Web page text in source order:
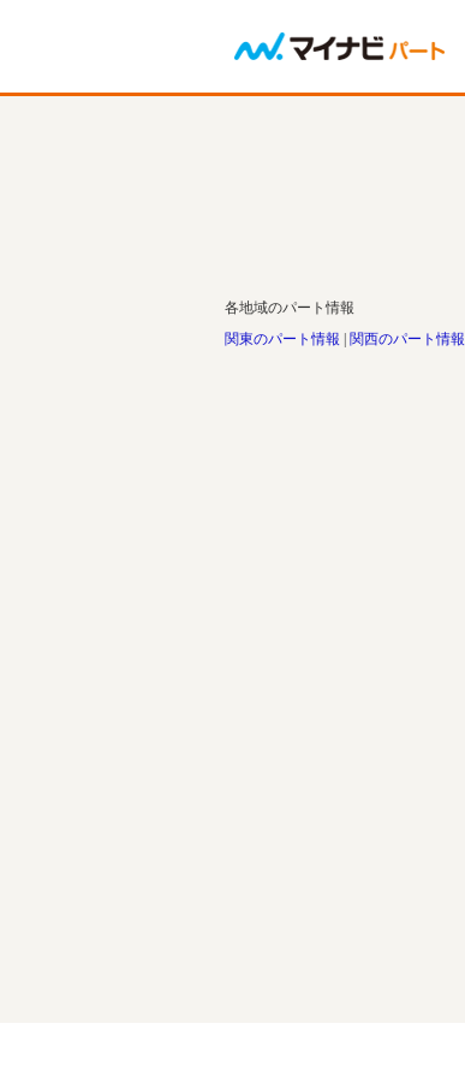
各地域のパート情報
関東のパート情報
関西のパート情報